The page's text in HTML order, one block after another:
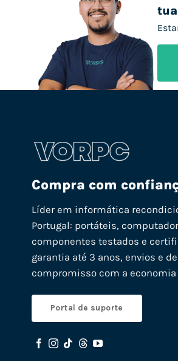
Compra com
Líder em informática
Portugal: portáteis,
componentes testados e
garantia até 3 anos, envios e
compromisso com a
Portal de suporte